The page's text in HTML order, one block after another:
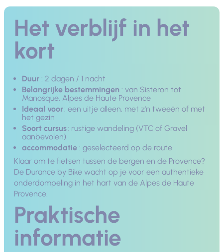
Het verblijf in het
kort
Duur : 2 dagen / 1 nacht
Belangrijke bestemmingen: van Sisteron tot
Manosque, Alpes de Haute Provence
Ideaal voor: een uitje alleen, met z'n tweeën of met
het gezin
Soort cursus: rustige wandeling (VTC of Gravel
aanbevolen)
accommodatie : geselecteerd op de route
Klaar om te fietsen tussen de bergen en de Provence?
De Durance by Bike wacht op je voor een authentieke
onderdompeling in het hart van de Alpes de Haute
Provence.
Praktische
informatie